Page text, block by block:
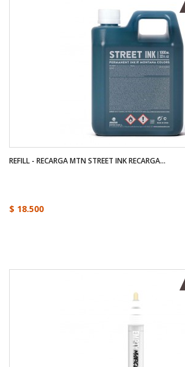
REFILL - RECARGA MTN STREET INK RECARGA...
$ 18.500